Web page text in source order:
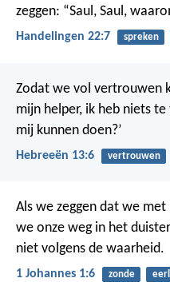
zeggen: “Saul, Saul,
Handelingen 22:7 spreken
Zodat we vol vertrouwen
mijn helper, ik heb niets
mij kunnen doen?’
Hebreeën 13:6 vertrouwen
Als we zeggen dat we
we onze weg in het
niet volgens de waarheid.
1 Johannes 1:6 zonde